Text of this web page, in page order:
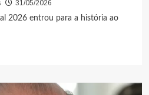
31/05/2026
2026 entrou para a história ao